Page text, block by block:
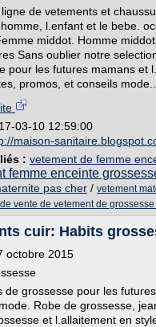
de vetements et
l.enfant et le bebe.
middot. Homme
Sans oublier notre
pour les futures mamans et
promos, et conseils mode...
03-10 12:59:00
maison-
: vetement de femme
femme enceinte
pas cher / vetement
vente de vetement de
cuir: Habits
octobre 2015
de grossesse pour les
Robe de grossesse,
et l.allaitement en